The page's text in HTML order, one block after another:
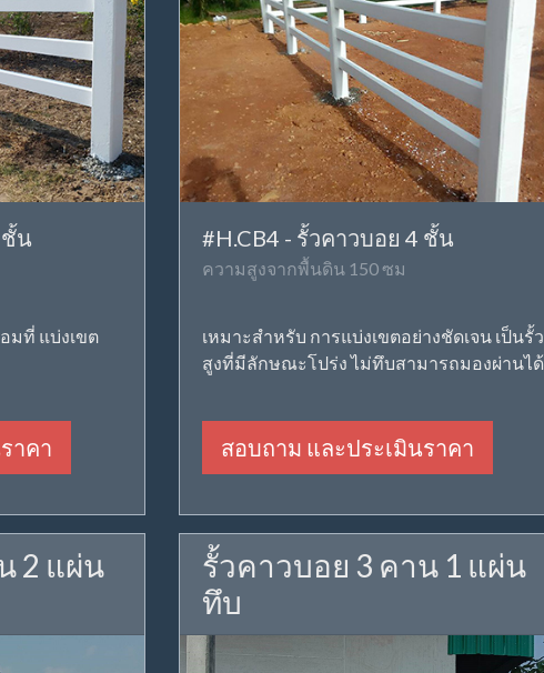
ชั้น
มที่ แบ่งเขต
าคา
#H.CB4 - รั้วคาวบอย 4 ชั้น
ความสูงจากพื้นดิน 150 ซม
เหมาะสำหรับ การแบ่งเขตอย่างชัดเจน เป็นรั้ว
สูงที่มีลักษณะโปร่ง ไม่ทึบสามารถมองผ่านได้
สอบถาม และประเมินราคา
2 แผ่น
รั้วคาวบอย 3 คาน 1 แผ่น
ทึบ